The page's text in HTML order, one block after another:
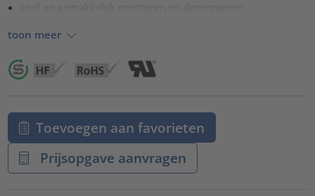
toon meer
Toevoegen aan favorieten
Prijsopgave aanvragen